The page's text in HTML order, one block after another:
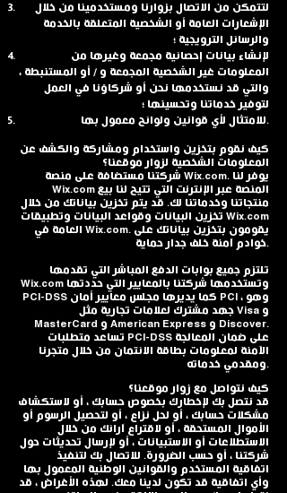
لتتمكن من الاتصال بزوارنا ومستخدمينا من خلال
الإشعارات العامة أو الشخصية المتعلقة بالخدمة
والرسائل الترويجية ؛
لإنشاء بيانات إحصائية مجمعة وغيرها من
المعلومات غير الشخصية المجمعة و / أو المستنبطة ،
والتي قد نستخدمها نحن أو شركاؤنا في العمل
لتوفير خدماتنا وتحسينها ؛
للامتثال لأي قوانين ولوائح معمول بها.
كيف نقوم بتخزين واستخدام ومشاركة والكشف عن
المعلومات الشخصية لزوار موقعنا؟
شركتنا مستضافة على منصة Wix.com. يوفر لنا
Wix.com المنصة عبر الإنترنت التي تتيح لنا بيع
منتجاتنا وخدماتنا لك. قد يتم تخزين بياناتك من خلال
تخزين البيانات وقواعد البيانات وتطبيقات Wix.com
العامة في Wix.com. يقومون بتخزين بياناتك على
خوادم آمنة خلف جدار حماية.
تلتزم جميع بوابات الدفع المباشر التي تقدمها
Wix.com وتستخدمها شركتنا بالمعايير التي حددتها
PCI-DSS كما يديرها مجلس معايير أمان PCI ، وهو
جهد مشترك لعلامات تجارية مثل Visa و
MasterCard و American Express و Discover.
تساعد متطلبات PCI-DSS على ضمان المعالجة
الآمنة لمعلومات بطاقة الائتمان من خلال متجرنا
ومقدمي خدماته.
كيف نتواصل مع زوار موقعنا؟
قد نتصل بك لإخطارك بخصوص حسابك ، أو لاستكشاف
مشكلات حسابك ، أو لحل نزاع ، أو لتحصيل الرسوم أو
الأموال المستحقة ، أو لاقتراع آرائك من خلال
الاستطلاعات أو الاستبيانات ، أو لإرسال تحديثات حول
شركتنا ، أو حسب الضرورة. للاتصال بك لتنفيذ
اتفاقية المستخدم والقوانين الوطنية المعمول بها
وأي اتفاقية قد تكون لدينا معك. لهذه الأغراض ، قد